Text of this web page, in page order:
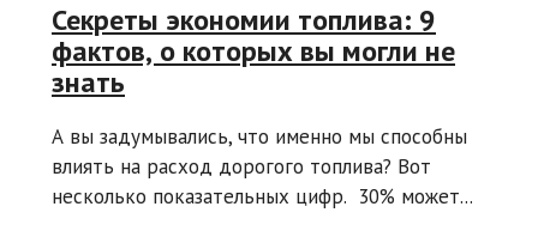
Секреты экономии топлива: 9
фактов, о которых вы могли не
знать
А вы задумывались, что именно мы способны
влиять на расход дорогого топлива? Вот
несколько показательных цифр. 30% может...